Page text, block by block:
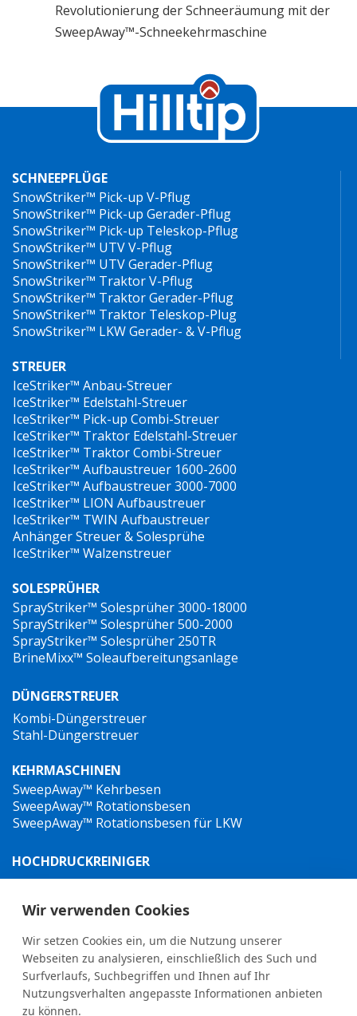
Revolutionierung der Schneeräumung mit der
SweepAway™-Schneekehrmaschine
SCHNEEPFLÜGE
SnowStriker™ Pick-up V-Pflug
SnowStriker™ Pick-up Gerader-Pflug
SnowStriker™ Pick-up Teleskop-Pflug
SnowStriker™ UTV V-Pflug
SnowStriker™ UTV Gerader-Pflug
SnowStriker™ Traktor V-Pflug
SnowStriker™ Traktor Gerader-Pflug
SnowStriker™ Traktor Teleskop-Plug
SnowStriker™ LKW Gerader- & V-Pflug
STREUER
IceStriker™ Anbau-Streuer
IceStriker™ Edelstahl-Streuer
IceStriker™ Pick-up Combi-Streuer
IceStriker™ Traktor Edelstahl-Streuer
IceStriker™ Traktor Combi-Streuer
IceStriker™ Aufbaustreuer 1600-2600
IceStriker™ Aufbaustreuer 3000-7000
IceStriker™ LION Aufbaustreuer
IceStriker™ TWIN Aufbaustreuer
Anhänger Streuer & Solesprühe
IceStriker™ Walzenstreuer
SOLESPRÜHER
SprayStriker™ Solesprüher 3000-18000
SprayStriker™ Solesprüher 500-2000
SprayStriker™ Solesprüher 250TR
BrineMixx™ Soleaufbereitungsanlage
DÜNGERSTREUER
Kombi-Düngerstreuer
Stahl-Düngerstreuer
KEHRMASCHINEN
SweepAway™ Kehrbesen
SweepAway™ Rotationsbesen
SweepAway™ Rotationsbesen für LKW
HOCHDRUCKREINIGER
TowJet-it™ Anhänger-Heißwasser-Hochdruckreiniger
Jet-it™ Hochdruckreiniger
Jet-it™ Hydraulik-Hochdruckreiniger
UNKRAUTBEKÄMPFUNG
Wir verwenden Cookies
Wir setzen Cookies ein, um die Nutzung unserer
Webseiten zu analysieren, einschließlich des Such und
Surfverlaufs, Suchbegriffen und Ihnen auf Ihr
Nutzungsverhalten angepasste Informationen anbieten
zu können.